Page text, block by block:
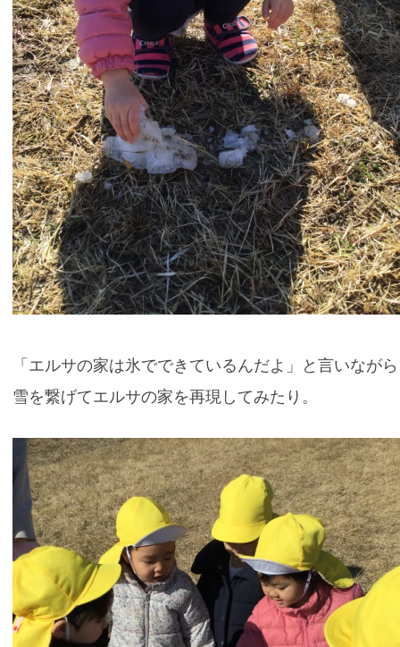
「エルサの家は氷でできているんだよ」と言いなが
雪を繋げてエルサの家を再現してみたり。